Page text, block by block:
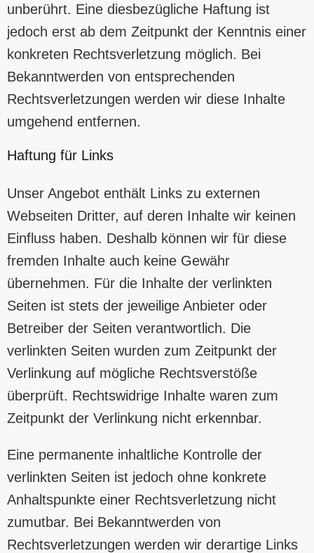
unberührt. Eine diesbezügliche Haftung ist
jedoch erst ab dem Zeitpunkt der Kenntnis einer
konkreten Rechtsverletzung möglich. Bei
Bekanntwerden von entsprechenden
Rechtsverletzungen werden wir diese Inhalte
umgehend entfernen.
Haftung für Links
Unser Angebot enthält Links zu externen
Webseiten Dritter, auf deren Inhalte wir keinen
Einfluss haben. Deshalb können wir für diese
fremden Inhalte auch keine Gewähr
übernehmen. Für die Inhalte der verlinkten
Seiten ist stets der jeweilige Anbieter oder
Betreiber der Seiten verantwortlich. Die
verlinkten Seiten wurden zum Zeitpunkt der
Verlinkung auf mögliche Rechtsverstöße
überprüft. Rechtswidrige Inhalte waren zum
Zeitpunkt der Verlinkung nicht erkennbar.
Eine permanente inhaltliche Kontrolle der
verlinkten Seiten ist jedoch ohne konkrete
Anhaltspunkte einer Rechtsverletzung nicht
zumutbar. Bei Bekanntwerden von
Rechtsverletzungen werden wir derartige Links